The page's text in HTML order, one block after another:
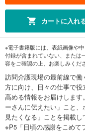
カートに入れ
※電子書籍版には、表紙画像や
付録が含まれていない、または
容をご確認の上、お楽しみくださ
訪問介護現場の最前線で
方に向け、日々の仕事で
高める情報をお届けしま
ーさんに伝えたい」こと
見たくなる」ことを掲載し
※P5「日頃の感謝をこめて